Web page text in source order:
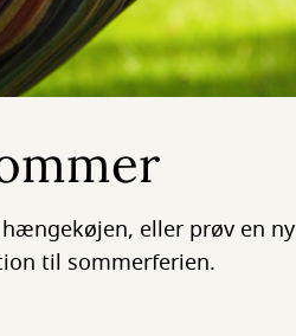
eller prøv en ny
til sommerferien.